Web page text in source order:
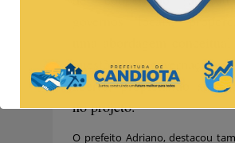
governos locais,p
questões de governação e
aberto, propiciando sua
no projeto.
O prefeito Adriano, destacou